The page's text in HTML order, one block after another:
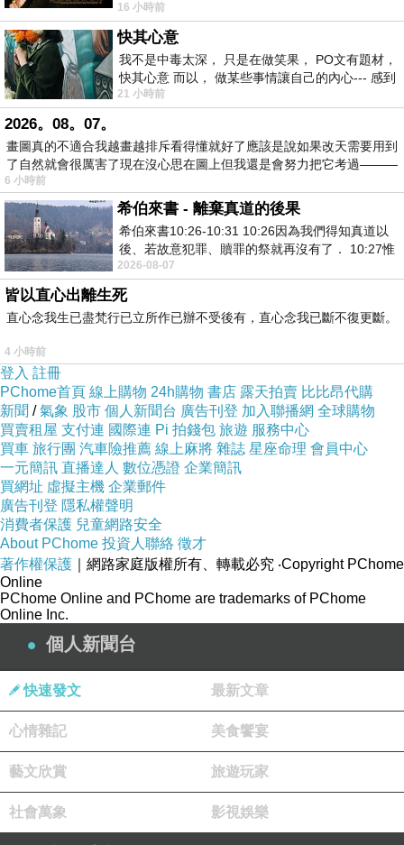
復...，每天跪鍵盤還是被判了花心的罪
16 小時前
快其心意
我不是中毒太深， 只是在做笑果， PO文有題材，
快其心意 而以， 做某些事情讓自己的內心--- 感到
愉快。
21 小時前
2026。08。07。
畫圖真的不適合我越畫越排斥看得懂就好了應該是說如果改天需要用到
了自然就會很厲害了現在沒心思在圖上但我還是會努力把它考過———
6 小時前
希伯來書 - 離棄真道的後果
希伯來書10:26-10:31 10:26因為我們得知真道以
後、若故意犯罪、贖罪的祭就再沒有了． 10:27惟
有戰懼等候審判和那燒滅眾敵人的烈火
2026-08-07
皆以直心出離生死
直心念我生已盡梵行已立所作已辦不受後有，直心念我已斷不復更斷。
4 小時前
登入 註冊
PChome首頁 線上購物 24h購物 書店 露天拍賣 比比昂代購
新聞 /氣象 股市 個人新聞台 廣告刊登 加入聯播網 全球購物
買賣租屋 支付連 國際連 Pi 拍錢包 旅遊 服務中心
買車 旅行團 汽車險推薦 線上麻將 雜誌 星座命理 會員中心
一元簡訊 直播達人 數位憑證 企業簡訊
買網址 虛擬主機 企業郵件
廣告刊登 隱私權聲明
消費者保護 兒童網路安全
About PChome 投資人聯絡 徵才
著作權保護 ｜網路家庭版權所有、轉載必究 ‧Copyright PChome
Online
PChome Online and PChome are trademarks of PChome
Online Inc.
個人新聞台
快速發文 最新文章
心情雜記 美食饗宴
藝文欣賞 旅遊玩家
社會萬象 影視娛樂